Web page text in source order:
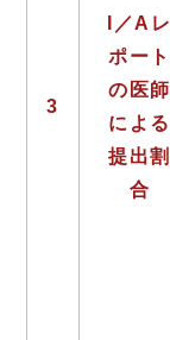
3
I／Aレ
ポート
の医師
による
提出割
合